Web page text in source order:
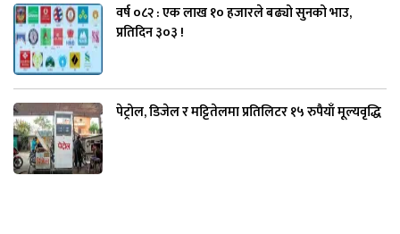
वर्ष ०८२ : एक लाख १० हजारले बढ्यो सुनको भाउ,
प्रतिदिन ३०३ !
पेट्रोल, डिजेल र मट्टितेलमा प्रतिलिटर १५ रुपैयाँ मूल्यवृद्धि